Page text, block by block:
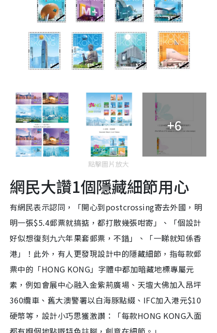
+6
點擊圖片放大
網民大讚1個隱藏細節用心
有網民表示認同，「開心到postcrossing寄去外國，明
明一張$5.4郵票就搞掂，都打散幾張咁寄」、「個設計
好似想復刻九六年果套郵票，不錯」、「一睇就知係香
港」！此外，有人更發現設計中的隱藏細節，指每款郵
票中的「HONG KONG」字體中都加暗藏地標專屬元
素，例如會展中心融入金紫荊廣場、天壇大佛加入昂坪
360纜車、舊大澳警署以白海豚點綴、IFC加入港元$10
硬幣等，設計小巧思獲激讚：「每款HONG KONG入面